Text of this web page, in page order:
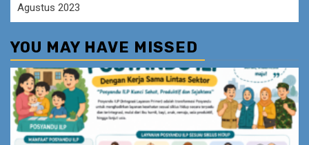
Agustus 2023
YOU MAY HAVE MISSED